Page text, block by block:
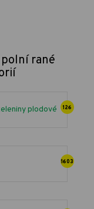
rané
plodové 126
1603